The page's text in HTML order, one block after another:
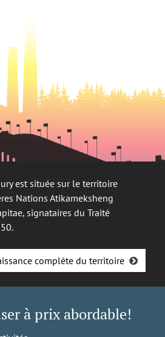
est située sur le territoire
Nations Atikameksheng
signataires du Traité
complète du territoire
à prix abordable!